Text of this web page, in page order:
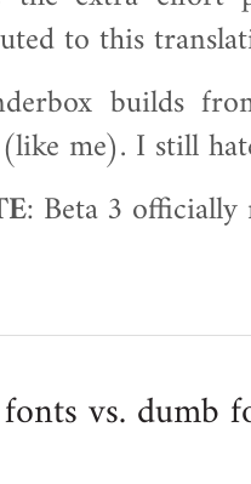
to this
builds
me). I still
: Beta 3
vs. dumb